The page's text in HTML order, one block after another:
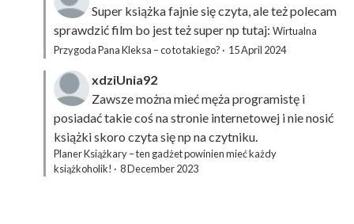
Super książka fajnie się czyta, ale też polecam
sprawdzić film bo jest też super np tutaj: Wirtualna
Przygoda Pana Kleksa – co to takiego? · 15 April 2024
xdziUnia92
Zawsze można mieć męża programistę i
posiadać takie coś na stronie internetowej i nie nosić
książki skoro czyta się np na czytniku.
Planer Książkary – ten gadżet powinien mieć każdy
książkoholik! · 8 December 2023